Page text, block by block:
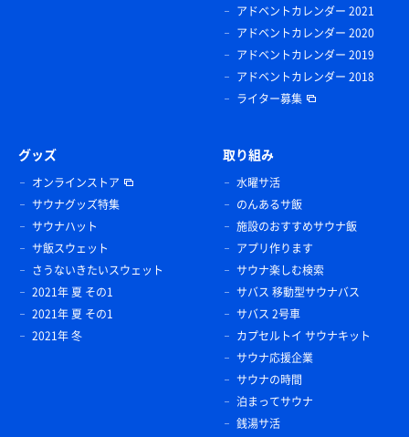
アドベントカレンダー 2021
アドベントカレンダー 2020
アドベントカレンダー 2019
アドベントカレンダー 2018
ライター募集
グッズ
オンラインストア
サウナグッズ特集
サウナハット
サ飯スウェット
さうないきたいスウェット
2021年 夏 その1
2021年 夏 その1
2021年 冬
取り組み
水曜サ活
のんあるサ飯
施設のおすすめサウナ飯
アプリ作ります
サウナ楽しむ検索
サバス 移動型サウナバス
サバス 2号車
カプセルトイ サウナキット
サウナ応援企業
サウナの時間
泊まってサウナ
銭湯サ活